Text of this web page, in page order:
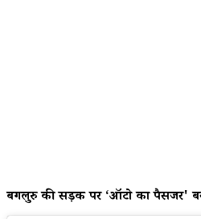
बेंगलुरु की सड़क पर ‘ऑटो का पैसेंजर'